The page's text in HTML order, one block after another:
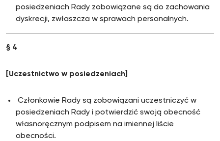
posiedzeniach Rady zobowiązane są do zachowania
dyskrecji, zwłaszcza w sprawach personalnych.
§ 4
[Uczestnictwo w posiedzeniach]
Członkowie Rady są zobowiązani uczestniczyć w
posiedzeniach Rady i potwierdzić swoją obecność
własnoręcznym podpisem na imiennej liście
obecności.